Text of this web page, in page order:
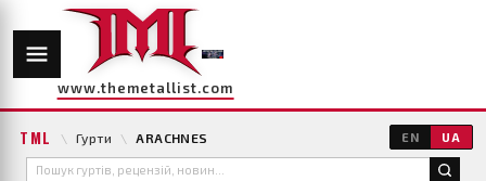
www.themetallist.com
TML \ Гурти \ ARACHNES EN UA